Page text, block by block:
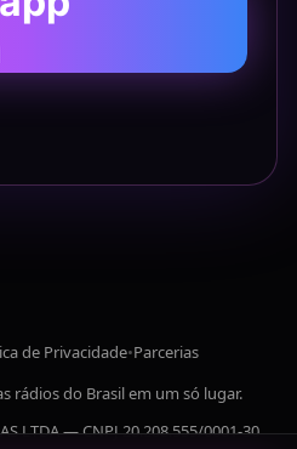
de Privacidade•Parcerias
rádios do Brasil em um só lugar.
LTDA — CNPJ 20.208.555/0001-30